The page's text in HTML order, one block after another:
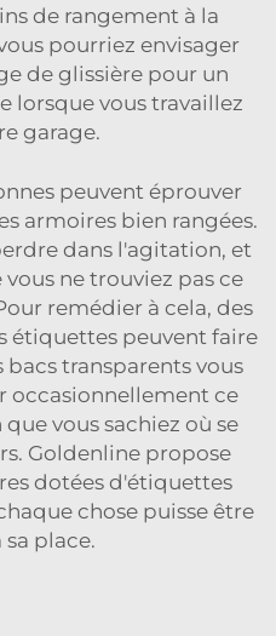
de rangement à la
pourriez envisager
de glissière pour un
lorsque vous travaillez
garage.
peuvent éprouver
armoires bien rangées.
dans l'agitation, et
ne trouviez pas ce
remédier à cela, des
étiquettes peuvent faire
transparents vous
occasionnellement ce
vous sachiez où se
Goldenline propose
dotées d'étiquettes
chose puisse être
sa place.